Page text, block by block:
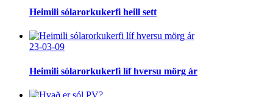
Heimili sólarorkukerfi heill sett
23-03-09
Heimili sólarorkukerfi líf hversu mörg ár